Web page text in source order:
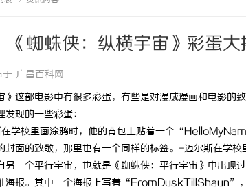
《蜘蛛侠：纵横宇宙》彩蛋大
广昌百科网
》这部电影中有很多彩蛋，有些是对漫威漫画和电影的
现的一些彩蛋：
在学校里画涂鸦时，他的背包上贴着一个
封面的致敬，那里也有一个同样的标签。-迈尔斯在学
另一个平行宇宙，也就是《蜘蛛侠：平行宇宙》中出
海报。其中一个海报上写着“FromDuskTillShaun”